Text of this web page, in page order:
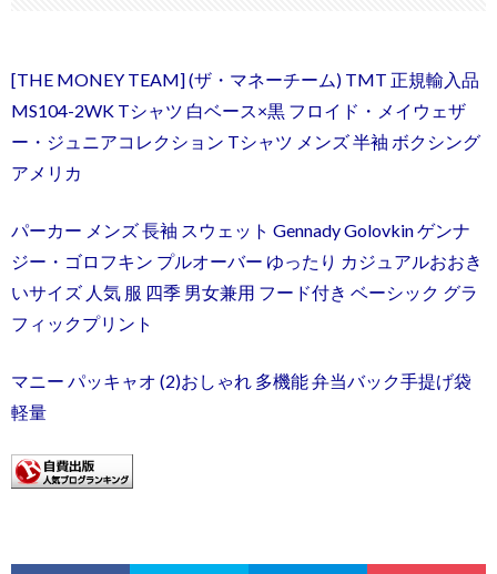
[THE MONEY TEAM] (ザ・マネーチーム) TMT 正規輸入品
MS104-2WK Tシャツ 白ベース×黒 フロイド・メイウェザ
ー・ジュニアコレクション Tシャツ メンズ 半袖 ボクシング
アメリカ
パーカー メンズ 長袖 スウェット Gennady Golovkin ゲンナ
ジー・ゴロフキン プルオーバー ゆったり カジュアルおおき
いサイズ 人気 服 四季 男女兼用 フード付き ベーシック グラ
フィックプリント
マニー パッキャオ (2)おしゃれ 多機能 弁当バック手提げ袋
軽量